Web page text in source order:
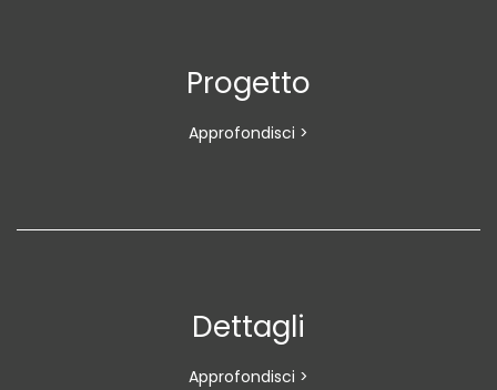
Progetto
Approfondisci >
Dettagli
Approfondisci >